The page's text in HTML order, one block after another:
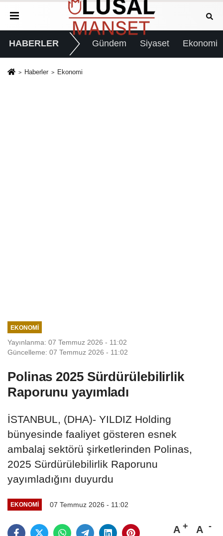
HABERLER Gündem Siyaset Ekonomi
Haberler Ekonomi
EKONOMI
Yayınlanma: 07 Temmuz 2026 - 11:02
Güncelleme: 07 Temmuz 2026 - 11:02
Polinas 2025 Sürdürülebilirlik
Raporunu yayımladı
İSTANBUL, (DHA)- YILDIZ Holding
bünyesinde faaliyet gösteren esnek
ambalaj sektörü şirketlerinden Polinas,
2025 Sürdürülebilirlik Raporunu
yayımladığını duyurdu
EKONOMI 07 Temmuz 2026 - 11:02
A A